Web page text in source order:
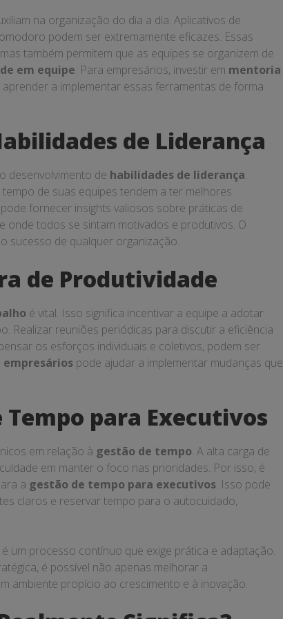
na organização do dia a dia. Aplicativos de
podem ser extremamente eficazes. Essas
também permitem que as equipes se organizem de
em equipe. Para empresários, investir em mentoria
a implementar essas ferramentas de forma
de Liderança
desenvolvimento de habilidades de liderança.
de suas equipes tendem a ter melhores
pode fornecer insights valiosos sobre práticas de
onde todos se sintam motivados e produtivos. O
sucesso de qualquer organização.
de Produtividade
é vital. Isso significa incentivar a equipe a adotar
Realizar reuniões periódicas para discutir a eficiência
os esforços individuais e coletivos, podem ser
empresários pode ajudar a implementar mudanças que
para Executivos
em relação à gestão de tempo. A alta carga de
em manter o foco nas prioridades. Por isso, é
a gestão de tempo para executivos. Isso pode
claros e reservar tempo para o autocuidado,
é um processo contínuo que exige prática e adaptação.
é possível não apenas melhorar a
ambiente propício ao crescimento e à inovação.